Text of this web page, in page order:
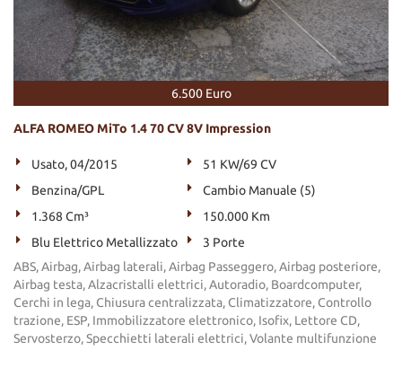
6.500 Euro
ALFA ROMEO MiTo 1.4 70 CV 8V Impression
Usato, 04/2015
51 KW/69 CV
Benzina/GPL
Cambio Manuale (5)
1.368 Cm³
150.000 Km
Blu Elettrico Metallizzato
3 Porte
ABS, Airbag, Airbag laterali, Airbag Passeggero, Airbag posteriore,
Airbag testa, Alzacristalli elettrici, Autoradio, Boardcomputer,
Cerchi in lega, Chiusura centralizzata, Climatizzatore, Controllo
trazione, ESP, Immobilizzatore elettronico, Isofix, Lettore CD,
Servosterzo, Specchietti laterali elettrici, Volante multifunzione